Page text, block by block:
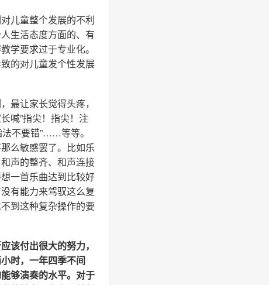
儿童整个发展的不利
生活态度方面的、有
学要求过于专业化。
的对儿童发个性发展
最让家长觉得头疼，
喊”指尖！指尖！注
法不要错”……等等。
么敏感罢了。比如乐
声的整齐、和声连接
一首乐曲达到比较好
有能力来驾驭这么复
到这种复杂操作的要
该付出很大的努力，
时，一年四季不间
够演奏的水平。对于